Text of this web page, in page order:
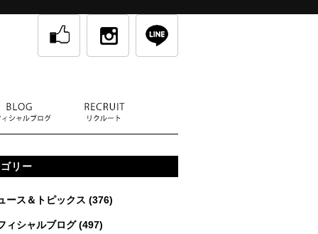
リー
ース＆トピックス (376)
ィシャルブログ(497)